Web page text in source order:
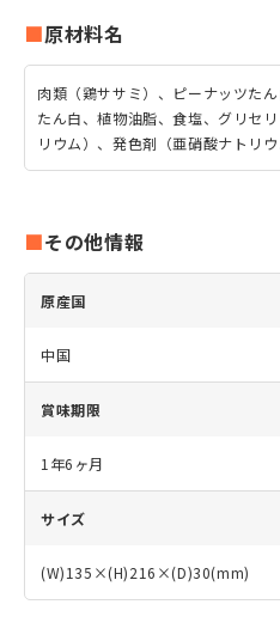
原材料名
肉類（鶏ササミ）、ピーナッツた
たん白、植物油脂、食塩、グリセ
リウム）、発色剤（亜硝酸ナトリウ
その他情報
原産国
中国
賞味期限
1年6ヶ月
サイズ
(W)135×(H)216×(D)30(mm)